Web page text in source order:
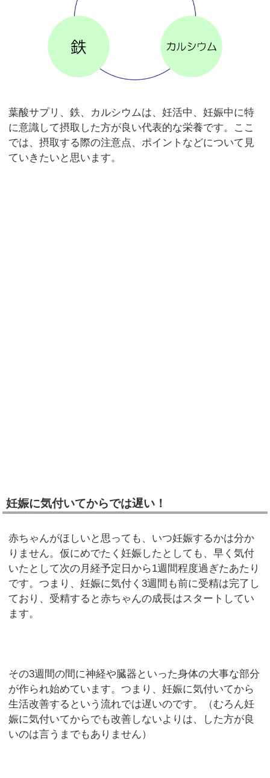
葉酸サプリ、鉄、カルシウムは、妊活中、妊娠中に特
に意識して摂取した方が良い代表的な栄養です。ここ
では、摂取する際の注意点、ポイントなどについて見
ていきたいと思います。
妊娠に気付いてからでは遅い！
赤ちゃんがほしいと思っても、いつ妊娠するかは分か
りません。仮にめでたく妊娠したとしても、早く気付
いたとして次の月経予定日から1週間程度過ぎたあたり
です。つまり、妊娠に気付く3週間も前に受精は完了し
ており、受精すると赤ちゃんの成長はスタートしてい
ます。
その3週間の間に神経や臓器といった身体の大事な部分
が作られ始めています。つまり、妊娠に気付いてから
生活改善するという流れでは遅いのです。（むろん妊
娠に気付いてからでも改善しないよりは、した方が良
いのは言うまでもありません）